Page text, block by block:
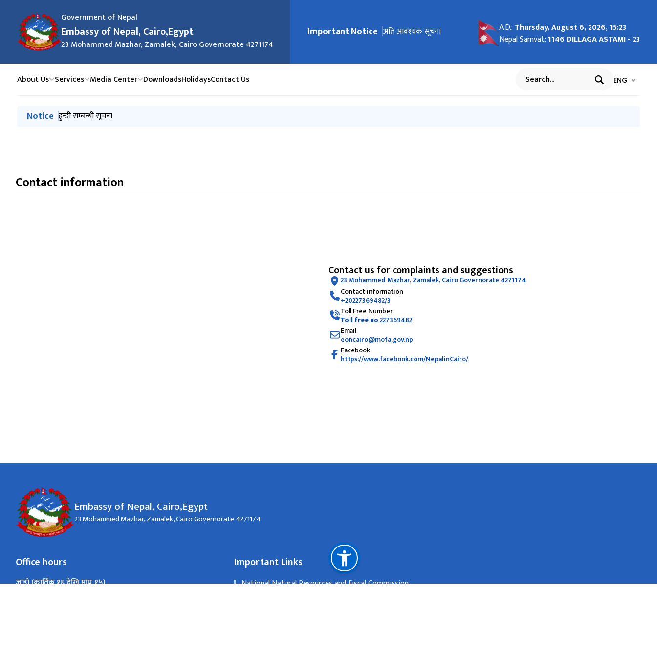
Government of Nepal
Embassy of Nepal, Cairo,Egypt
23 Mohammed Mazhar, Zamalek, Cairo Governorate 4271174
मुख्य नेभिगेसनमा जानुहोस्
Important Notice अत्यन्त जरुरी सूचना (ईजिप्ट,
नागरिकहरुका लागि)
अति आवश्यक सूचना
हुन्डी सम्बन्धी सूचना A.D.: Thursday, August 6, 2026, 15:23
Nepal Samvat:1146 DILLAGA ASTAMI - 23
About Us Services Media Center DownloadsHolidaysContact Us Search भाषा चयन
ENG
मुख्य नेभिगेसनमा जानुहोस्
Notice हुन्डी सम्बन्धी सूचना
Contact information
Contact us for complaints and suggestions
23 Mohammed Mazhar, Zamalek, Cairo Governorate 4271174
Contact information
+20227369482/3
Toll Free Number
Toll free no227369482
Email
eoncairo@mofa.gov.np
Facebook
https://www.facebook.com/NepalinCairo/
Embassy of Nepal, Cairo,Egypt
23 Mohammed Mazhar, Zamalek, Cairo Governorate 4271174
Office hours
जाडो (कार्तिक १६ देखि माघ १५)
Important Links
National Natural Resources and Fiscal Commission